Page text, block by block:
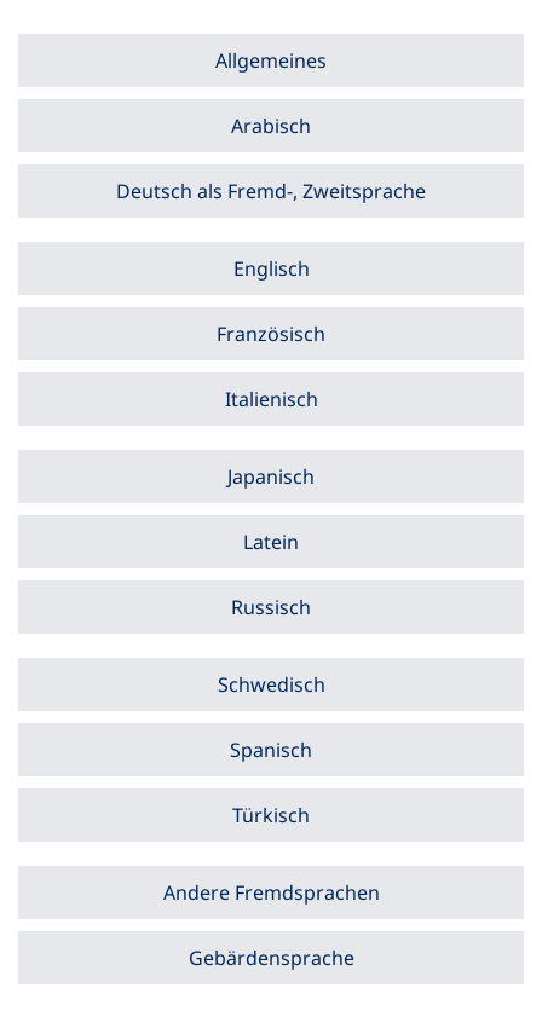
Allgemeines
Arabisch
Deutsch als Fremd-, Zweitsprache
Englisch
Französisch
Italienisch
Japanisch
Latein
Russisch
Schwedisch
Spanisch
Türkisch
Andere Fremdsprachen
Gebärdensprache